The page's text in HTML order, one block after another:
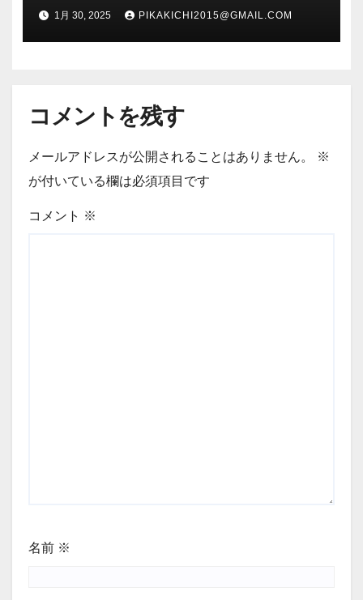
1月 30, 2025 PIKAKICHI2015@GMAIL.COM
コメントを残す
メールアドレスが公開されることはありません。
※
が付いている欄は必須項目です
コメント ※
名前 ※